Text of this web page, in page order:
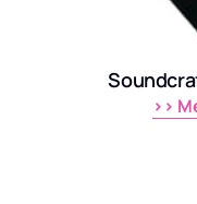
>>